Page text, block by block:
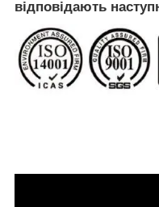
відповідають